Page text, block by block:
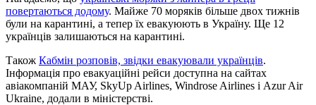
повертаються додому. Майже 70 моряків більше двох тижнів
були на карантині, а тепер їх евакуюють в Україну. Ще 12
українців залишаються на карантині.
Також Кабмін розповів, звідки евакуювали українців.
Інформація про евакуаційні рейси доступна на сайтах
авіакомпаній МАУ, SkyUp Airlines, Windrose Airlines і Azur Air
Ukraine, додали в міністерстві.